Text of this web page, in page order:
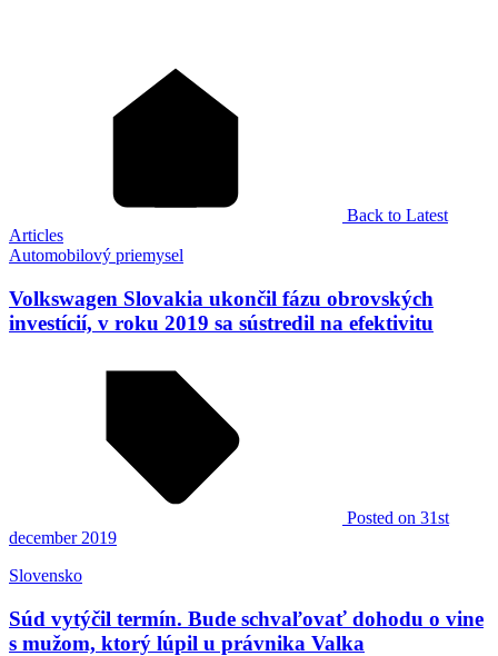
Back to Latest
Articles
Automobilový priemysel
Volkswagen Slovakia ukončil fázu obrovských
investícií, v roku 2019 sa sústredil na efektivitu
Posted on 31st
december 2019
Slovensko
Súd vytýčil termín. Bude schvaľovať dohodu o vine
s mužom, ktorý lúpil u právnika Valka